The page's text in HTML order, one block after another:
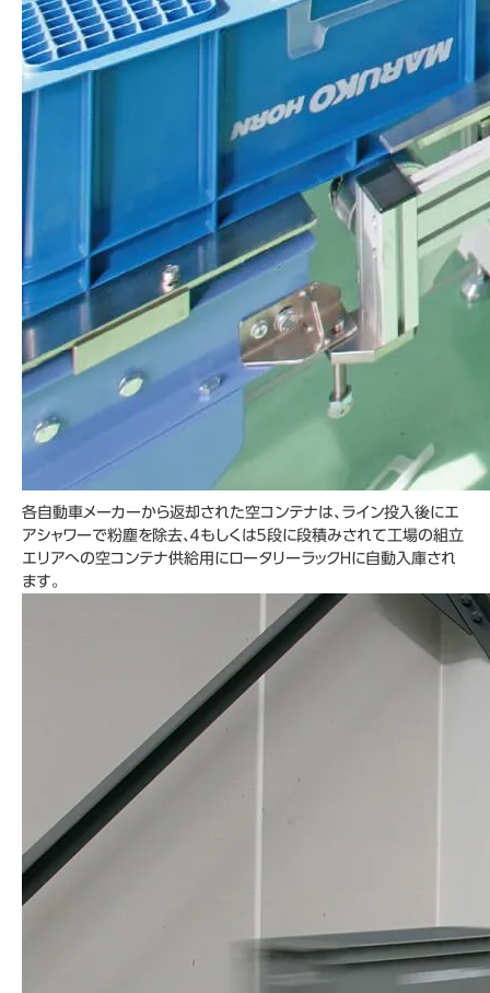
各自動車メーカーから返却された空コンテナは、ライン投入後にエ
アシャワーで粉塵を除去、４もしくは５段に段積みされて工場の組立
エリアへの空コンテナ供給用にロータリーラックＨに自動入庫され
ます。